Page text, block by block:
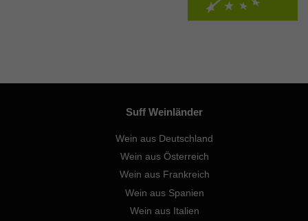
Suff Weinländer
Wein aus Deutschland
Wein aus Österreich
Wein aus Frankreich
Wein aus Spanien
Wein aus Italien